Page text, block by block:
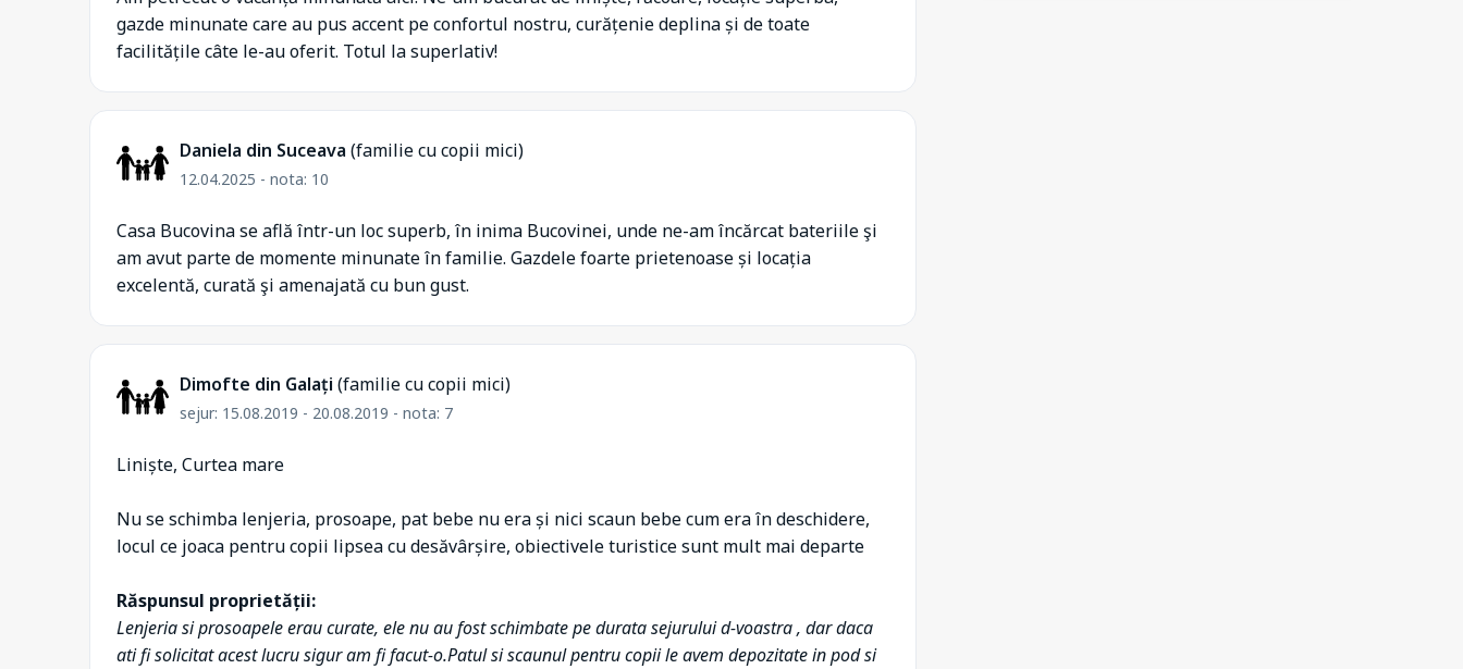
gazde minunate care au pus accent pe confortul nostru, curățenie deplina și de toate
facilitățile câte le-au oferit. Totul la superlativ!
Daniela din Suceava (familie cu copii mici)
12.04.2025 - nota: 10
Casa Bucovina se află într-un loc superb, în inima Bucovinei, unde ne-am încărcat bateriile şi
am avut parte de momente minunate în familie. Gazdele foarte prietenoase și locația
excelentă, curată şi amenajată cu bun gust.
Dimofte din Galați (familie cu copii mici)
sejur: 15.08.2019 - 20.08.2019 - nota: 7
Liniște, Curtea mare
Nu se schimba lenjeria, prosoape, pat bebe nu era și nici scaun bebe cum era în deschidere,
locul ce joaca pentru copii lipsea cu desăvârșire, obiectivele turistice sunt mult mai departe
Răspunsul proprietății:
Lenjeria si prosoapele erau curate, ele nu au fost schimbate pe durata sejurului d-voastra , dar daca
ati fi solicitat acest lucru sigur am fi facut-o.Patul si scaunul pentru copii le avem depozitate in pod si